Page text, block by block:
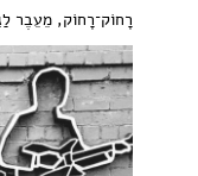
רָחוֹק־רָחוֹק, מֵעֵבֶר